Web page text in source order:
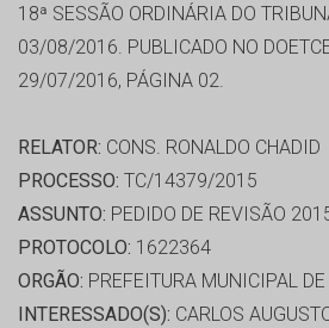
18ª SESSÃO ORDINÁRIA DO
03/08/2016. PUBLICADO NO
29/07/2016, PÁGINA 02.
RELATOR: CONS. RONALDO CHADID
PROCESSO: TC/14379/2015
ASSUNTO: PEDIDO DE REVISÃO
PROTOCOLO: 1622364
ORGÃO: PREFEITURA MUNICIPAL
INTERESSADO(S): CARLOS